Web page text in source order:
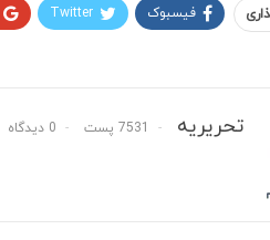
فیسبوک Twitter
تحریریه 7531 پست 0 دیدگاه